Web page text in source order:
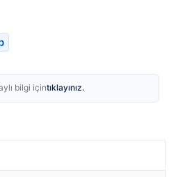
bilgi içintıklayınız.